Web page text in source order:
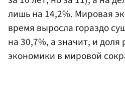
лишь на 14,2%. Мировая
время выросла гораздо
на 30,7%, а значит, и доля
экономики в мировой